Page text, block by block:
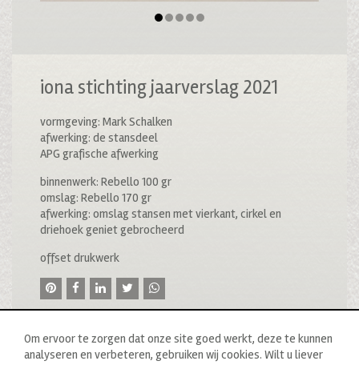
iona stichting jaarverslag 2021
vormgeving: Mark Schalken
afwerking: de stansdeel
APG grafische afwerking
binnenwerk: Rebello 100 gr
omslag: Rebello 170 gr
afwerking: omslag stansen met vierkant, cirkel en
driehoek geniet gebrocheerd
offset drukwerk
Om ervoor te zorgen dat onze site goed werkt, deze te kunnen
analyseren en verbeteren, gebruiken wij cookies. Wilt u liever